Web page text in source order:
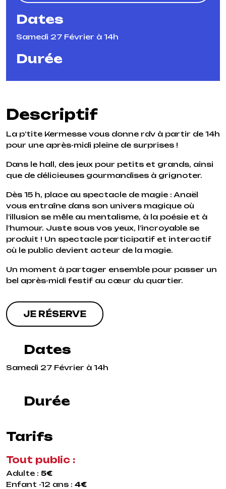
Dates
Samedi 27 Février à 14h
Durée
Descriptif
La p’tite Kermesse vous donne rdv à partir de 14h
pour une après-midi pleine de surprises !
Dans le hall, des jeux pour petits et grands, ainsi
que de délicieuses gourmandises à grignoter.
Dès 15 h, place au spectacle de magie : Anaël
vous entraîne dans son univers magique où
l’illusion se mêle au mentalisme, à la poésie et à
l’humour. Juste sous vos yeux, l’incroyable se
produit ! Un spectacle participatif et interactif
où le public devient acteur de la magie.
Un moment à partager ensemble pour passer un
bel après-midi festif au cœur du quartier.
JE RÉSERVE
Dates
Samedi 27 Février à 14h
Durée
Tarifs
Tout public :
Adulte : 5€
Enfant -12 ans : 4€